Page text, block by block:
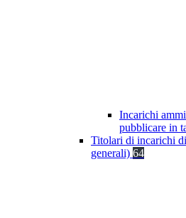
Incarichi
pubblicare in
Titolari di incarichi
generali) 64